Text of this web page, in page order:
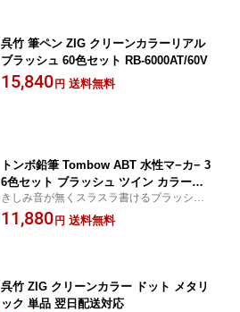
呉竹 筆ペン ZIG クリーンカラーリアル
ブラッシュ 60色セット RB-6000AT/60V
15,840 円 送料無料
トンボ鉛筆 Tombow ABT 水性マ−カ− 3
6色セット ブラッシュ ツイン カラーペ
ン
きしみ音が無くスラスラ書けるブラッシュ
ペン
11,880 円 送料無料
呉竹 ZIG クリーンカラー ドット メタリ
ック 単品 翌日配送対応